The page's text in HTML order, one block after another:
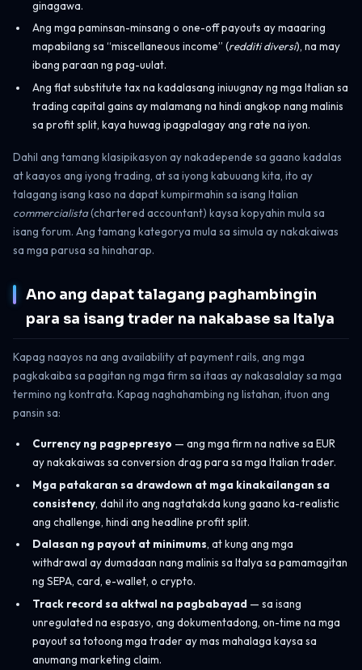
ginagawa.
Ang mga paminsan-minsang o one-off payouts ay maaaring
mapabilang sa “miscellaneous income” (redditi diversi), na may
ibang paraan ng pag-uulat.
Ang flat substitute tax na kadalasang iniuugnay ng mga Italian sa
trading capital gains ay malamang na hindi angkop nang malinis
sa profit split, kaya huwag ipagpalagay ang rate na iyon.
Dahil ang tamang klasipikasyon ay nakadepende sa gaano kadalas
at kaayos ang iyong trading, at sa iyong kabuuang kita, ito ay
talagang isang kaso na dapat kumpirmahin sa isang Italian
commercialista(chartered accountant) kaysa kopyahin mula sa
isang forum. Ang tamang kategorya mula sa simula ay nakakaiwas
sa mga parusa sa hinaharap.
Ano ang dapat talagang paghambingin
para sa isang trader na nakabase sa Italya
Kapag naayos na ang availability at payment rails, ang mga
pagkakaiba sa pagitan ng mga firm sa itaas ay nakasalalay sa mga
termino ng kontrata. Kapag naghahambing ng listahan, ituon ang
pansin sa:
Currency ng pagpepresyo — ang mga firm na native sa EUR
ay nakakaiwas sa conversion drag para sa mga Italian trader.
Mga patakaran sa drawdown at mga kinakailangan sa
consistency, dahil ito ang nagtatakda kung gaano ka-realistic
ang challenge, hindi ang headline profit split.
Dalasan ng payout at minimums, at kung ang mga
withdrawal ay dumadaan nang malinis sa Italya sa pamamagitan
ng SEPA, card, e-wallet, o crypto.
Track record sa aktwal na pagbabayad— sa isang
unregulated na espasyo, ang dokumentadong, on-time na mga
payout sa totoong mga trader ay mas mahalaga kaysa sa
anumang marketing claim.